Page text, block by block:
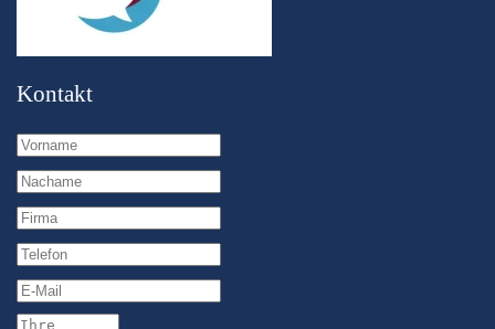
Kontakt
Vorname
Nachame
Firma
Telefon
E-Mail
Ihre Nachricht